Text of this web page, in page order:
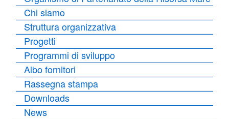
Chi siamo
Struttura organizzativa
Progetti
Programmi di sviluppo
Albo fornitori
Rassegna stampa
Downloads
News